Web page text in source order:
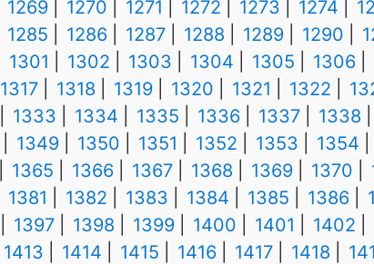
1269
1270 1271 1272 1273 1274
1285
1286 1287 1288 1289 1290
1301
1302 1303 1304 1305 1306
1317
1318 1319 1320 1321 1322
1333
1334 1335 1336 1337 1338
1349
1350 1351 1352 1353 1354
1365
1366 1367 1368 1369 1370
1381
1382 1383 1384 1385 1386
1397
1398 1399 1400 1401 1402
1413
1414 1415 1416 1417 1418